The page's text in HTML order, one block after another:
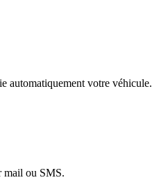
automatiquement votre véhicule.
mail ou SMS.